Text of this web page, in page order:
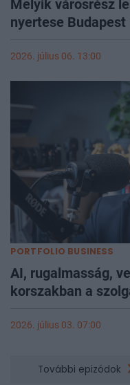
Melyik városrész
nyertese
2026. július 06. 13:00
PORTFOLIO BUSINESS
AI, rugalmasság,
korszakban a
2026. július 03. 07:00
További epizódok